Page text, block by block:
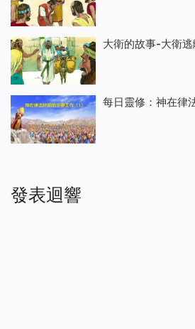
大衛的故事-大衛
每日靈修：神在律
發表迴響